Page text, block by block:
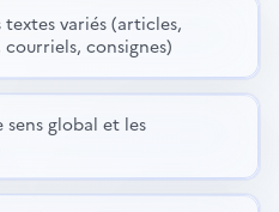
variés (articles,
consignes)
global et les